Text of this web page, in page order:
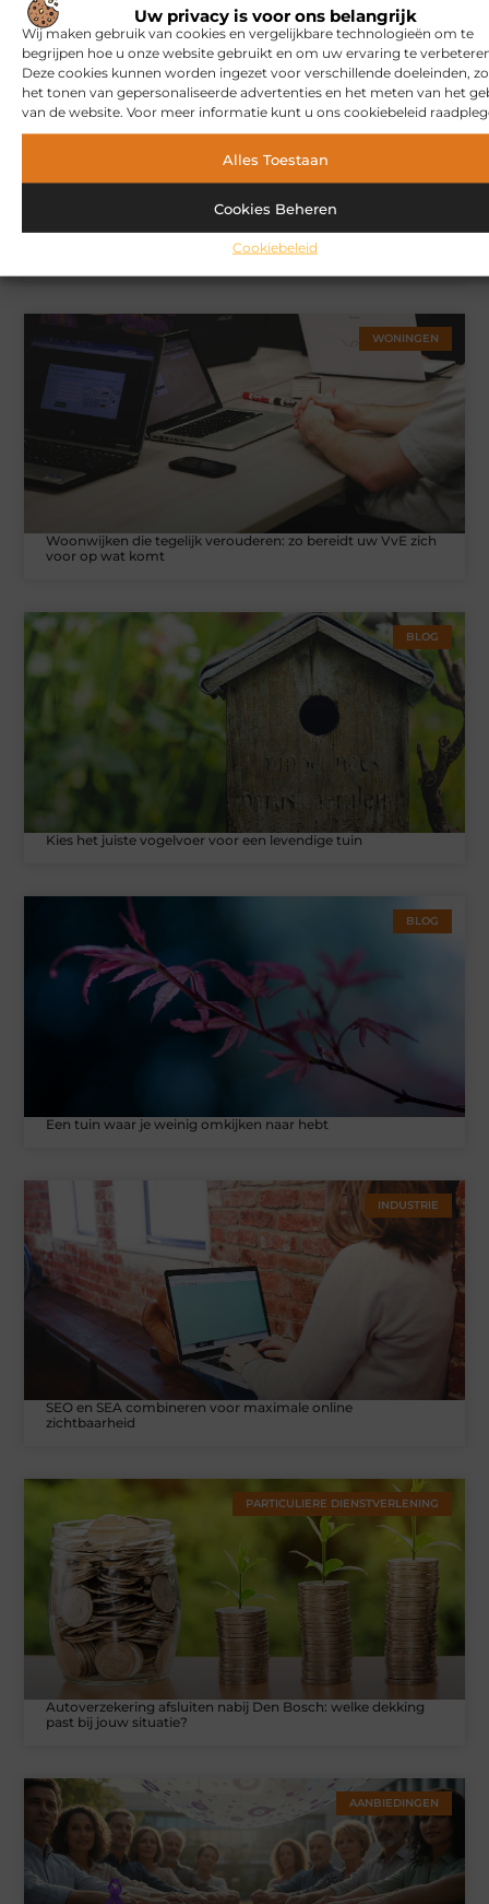
Uw privacy is voor ons belangrijk
Wij maken gebruik van cookies en vergelijkbare technologieën om te
begrijpen hoe u onze website gebruikt en om uw ervaring te
Deze cookies kunnen worden ingezet voor verschillende doeleinden,
het tonen van gepersonaliseerde advertenties en het meten van het
van de website. Voor meer informatie kunt u ons cookiebeleid
Alles Toestaan
Cookies Beheren
Cookiebeleid
MARKETING
Hoe u een webshop laat bouwen die klaar is voor
WONINGEN
Woonwijken die tegelijk verouderen: zo bereidt uw VvE zich
voor op wat komt
BLOG
Kies het juiste vogelvoer voor een levendige tuin
BLOG
Een tuin waar je weinig omkijken naar hebt
INDUSTRIE
SEO en SEA combineren voor maximale online
zichtbaarheid
PARTICULIERE DIENSTVERLENING
Autoverzekering afsluiten nabij Den Bosch: welke dekking
past bij jouw situatie?
AANBIEDINGEN